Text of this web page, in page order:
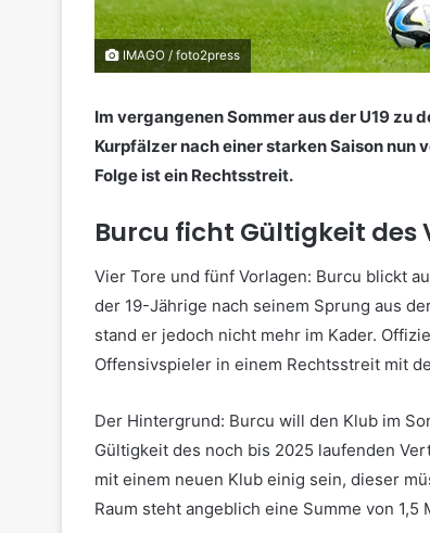
IMAGO / foto2press
Im vergangenen Sommer aus der U19 zu
Kurpfälzer nach einer starken Saison nun
Folge ist ein Rechtsstreit.
Burcu ficht Gültigkeit des
Vier Tore und fünf Vorlagen: Burcu blickt
der 19-Jährige nach seinem Sprung aus
stand er jedoch nicht mehr im Kader.
Offensivspieler in einem Rechtsstreit mit
Der Hintergrund: Burcu will den Klub im
Gültigkeit des noch bis 2025 laufenden
mit einem neuen Klub einig sein, dieser
Raum steht angeblich eine Summe von 1,5